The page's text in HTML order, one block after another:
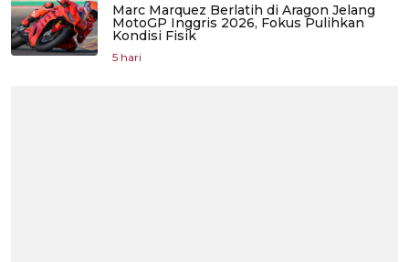
Marc Marquez Berlatih di Aragon Jelang
MotoGP Inggris 2026, Fokus Pulihkan
Kondisi Fisik
5 hari